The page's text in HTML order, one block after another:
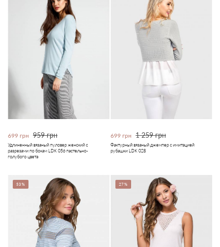
699 грн 959 грн
Удлиненный вязаный пуловер женский с
разрезами по бокам LDK 056 пастельно-
голубого цвета
699 грн 1 259 грн
Фактурный вязаный джемпер с имитацией
рубашки LDK 028
53% 27%